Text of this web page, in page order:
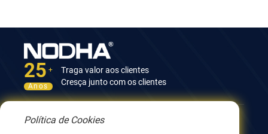
25 +
Anos
Traga valor aos clientes
Cresça junto com os clientes
Contate-nos
Política de Cookies